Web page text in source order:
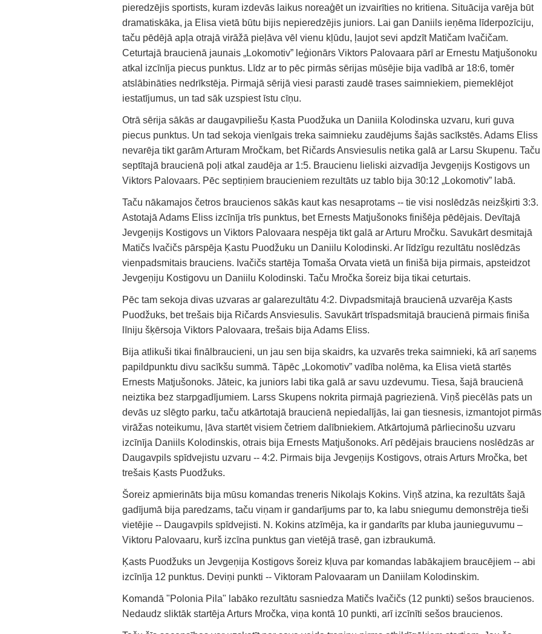
pieredzējis sportists, kuram izdevās laikus noreaģēt un izvairīties no kritiena. Situācija varēja būt
dramatiskāka, ja Elisa vietā būtu bijis nepieredzējis juniors. Lai gan Daniils ieņēma līderpozīciju,
taču pēdējā apļa otrajā virāžā pieļāva vēl vienu kļūdu, ļaujot sevi apdzīt Matičam Ivačičam.
Ceturtajā braucienā jaunais „Lokomotiv” leģionārs Viktors Palovaara pārī ar Ernestu Matjušonoku
atkal izcīnīja piecus punktus. Līdz ar to pēc pirmās sērijas mūsējie bija vadībā ar 18:6, tomēr
atslābināties nedrīkstēja. Pirmajā sērijā viesi parasti zaudē trases saimniekiem, piemeklējot
iestatījumus, un tad sāk uzspiest īstu cīņu.
Otrā sērija sākās ar daugavpiliešu Ķasta Puodžuka un Daniila Kolodinska uzvaru, kuri guva
piecus punktus. Un tad sekoja vienīgais treka saimnieku zaudējums šajās sacīkstēs. Adams Eliss
nevarēja tikt garām Arturam Mročkam, bet Ričards Ansviesulis netika galā ar Larsu Skupenu. Taču
septītajā braucienā poļi atkal zaudēja ar 1:5. Braucienu lieliski aizvadīja Jevgeņijs Kostigovs un
Viktors Palovaars. Pēc septiņiem braucieniem rezultāts uz tablo bija 30:12 „Lokomotiv” labā.
Taču nākamajos četros braucienos sākās kaut kas nesaprotams -- tie visi noslēdzās neizšķirti 3:3.
Astotajā Adams Eliss izcīnīja trīs punktus, bet Ernests Matjušonoks finišēja pēdējais. Devītajā
Jevgeņijs Kostigovs un Viktors Palovaara nespēja tikt galā ar Arturu Mročku. Savukārt desmitajā
Matičs Ivačičs pārspēja Ķastu Puodžuku un Daniilu Kolodinski. Ar līdzīgu rezultātu noslēdzās
vienpadsmitais brauciens. Ivačičs startēja Tomaša Orvata vietā un finišā bija pirmais, apsteidzot
Jevgeņiju Kostigovu un Daniilu Kolodinski. Taču Mročka šoreiz bija tikai ceturtais.
Pēc tam sekoja divas uzvaras ar galarezultātu 4:2. Divpadsmitajā braucienā uzvarēja Ķasts
Puodžuks, bet trešais bija Ričards Ansviesulis. Savukārt trīspadsmitajā braucienā pirmais finiša
līniju šķērsoja Viktors Palovaara, trešais bija Adams Eliss.
Bija atlikuši tikai finālbraucieni, un jau sen bija skaidrs, ka uzvarēs treka saimnieki, kā arī saņems
papildpunktu divu sacīkšu summā. Tāpēc „Lokomotiv” vadība nolēma, ka Elisa vietā startēs
Ernests Matjušonoks. Jāteic, ka juniors labi tika galā ar savu uzdevumu. Tiesa, šajā braucienā
neiztika bez starpgadījumiem. Larss Skupens nokrita pirmajā pagriezienā. Viņš piecēlās pats un
devās uz slēgto parku, taču atkārtotajā braucienā nepiedalījās, lai gan tiesnesis, izmantojot pirmās
virāžas noteikumu, ļāva startēt visiem četriem dalībniekiem. Atkārtojumā pārliecinošu uzvaru
izcīnīja Daniils Kolodinskis, otrais bija Ernests Matjušonoks. Arī pēdējais brauciens noslēdzās ar
Daugavpils spīdvejistu uzvaru -- 4:2. Pirmais bija Jevgeņijs Kostigovs, otrais Arturs Mročka, bet
trešais Ķasts Puodžuks.
Šoreiz apmierināts bija mūsu komandas treneris Nikolajs Kokins. Viņš atzina, ka rezultāts šajā
gadījumā bija paredzams, taču viņam ir gandarījums par to, ka labu sniegumu demonstrēja tieši
vietējie -- Daugavpils spīdvejisti. N. Kokins atzīmēja, ka ir gandarīts par kluba jaunieguvumu –
Viktoru Palovaaru, kurš izcīna punktus gan vietējā trasē, gan izbraukumā.
Ķasts Puodžuks un Jevgeņija Kostigovs šoreiz kļuva par komandas labākajiem braucējiem -- abi
izcīnīja 12 punktus. Deviņi punkti -- Viktoram Palovaaram un Daniilam Kolodinskim.
Komandā "Polonia Pila" labāko rezultātu sasniedza Matičs Ivačičs (12 punkti) sešos braucienos.
Nedaudz sliktāk startēja Arturs Mročka, viņa kontā 10 punkti, arī izcīnīti sešos braucienos.